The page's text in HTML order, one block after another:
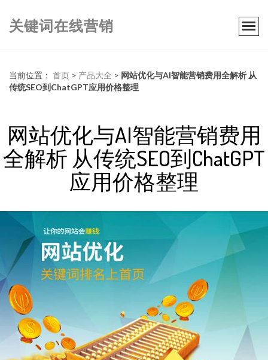
关键词在线营销
当前位置： 首页 > 产品大全 > 网站优化与AI智能营销费用全解析 从
传统SEO到ChatGPT应用价格整理
网站优化与AI智能营销费用
全解析 从传统SEO到ChatGPT
应用价格整理